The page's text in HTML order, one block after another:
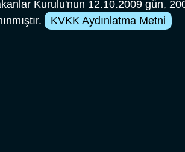
Kurulu'nun 12.10.2009 gün,
KVKK Aydınlatma Metni